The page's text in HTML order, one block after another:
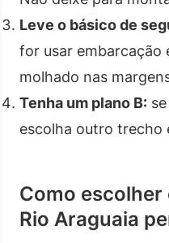
Leve o básico de
for usar embarcação
molhado nas
Tenha um plano B:
escolha outro trecho
Como
Rio Araguaia